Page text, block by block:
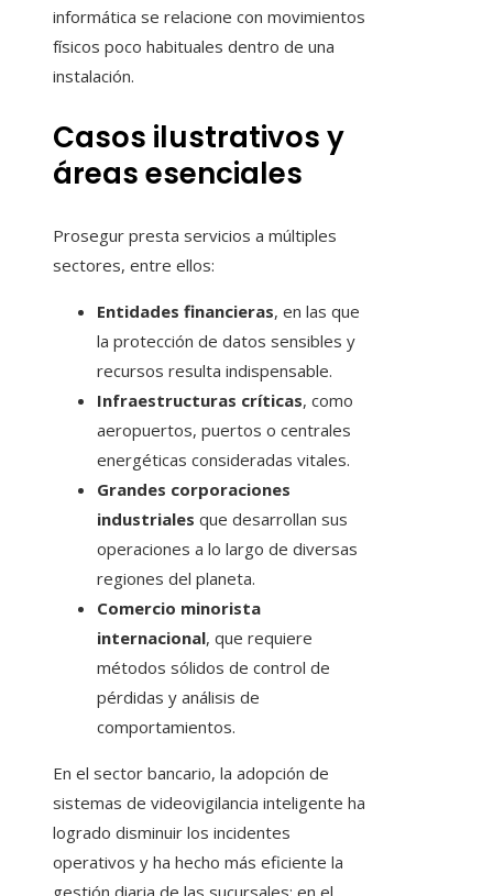
informática se relacione con movimientos
físicos poco habituales dentro de una
instalación.
Casos ilustrativos y
áreas esenciales
Prosegur presta servicios a múltiples
sectores, entre ellos:
Entidades financieras, en las que
la protección de datos sensibles y
recursos resulta indispensable.
Infraestructuras críticas, como
aeropuertos, puertos o centrales
energéticas consideradas vitales.
Grandes corporaciones
industriales que desarrollan sus
operaciones a lo largo de diversas
regiones del planeta.
Comercio minorista
internacional, que requiere
métodos sólidos de control de
pérdidas y análisis de
comportamientos.
En el sector bancario, la adopción de
sistemas de videovigilancia inteligente ha
logrado disminuir los incidentes
operativos y ha hecho más eficiente la